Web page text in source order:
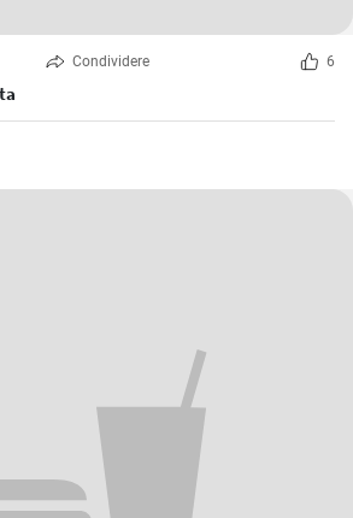
Condividere 6